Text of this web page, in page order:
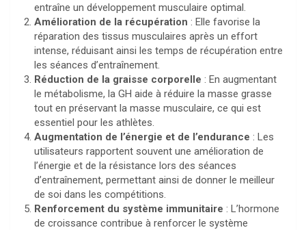
entraîne un développement musculaire optimal.
Amélioration de la récupération : Elle favorise la
réparation des tissus musculaires après un effort
intense, réduisant ainsi les temps de récupération entre
les séances d’entraînement.
Réduction de la graisse corporelle : En augmentant
le métabolisme, la GH aide à réduire la masse grasse
tout en préservant la masse musculaire, ce qui est
essentiel pour les athlètes.
Augmentation de l’énergie et de l’endurance : Les
utilisateurs rapportent souvent une amélioration de
l’énergie et de la résistance lors des séances
d’entraînement, permettant ainsi de donner le meilleur
de soi dans les compétitions.
Renforcement du système immunitaire : L’hormone
de croissance contribue à renforcer le système